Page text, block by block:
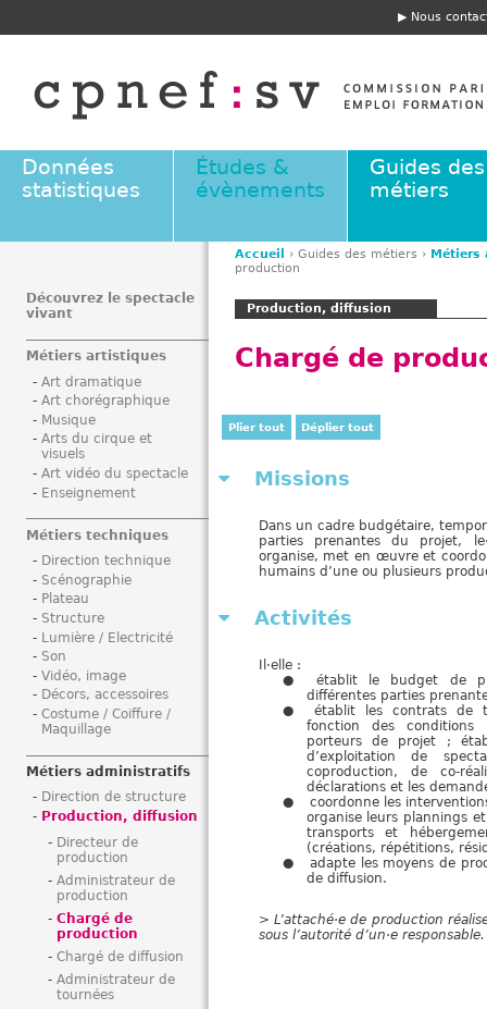
E
t
ê
e
Nous
Données
statistiques
Études &
évènements
Guides des
métiers
V
o
u
s
ê
e
s
Accueil › Guides des métiers ›
production
Production, diffusion
Chargé de
Plier tout Déplier tout
Missions
Dans un cadre budgétaire,
parties prenantes du projet,
organise, met en œuvre et
humains d’une ou plusieurs
Activités
Il·elle :
établit le budget de
différentes parties
établit les contrats de
fonction des conditions
porteurs de projet ;
d’exploitation de
coproduction, de co-
déclarations et les
coordonne les
organise leurs plannings
transports et
(créations, répétitions,
adapte les moyens de
de diffusion.
> L’attaché·e de production
sous l’autorité d’un·e responsable.
Découvrez le spectacle
vivant
Métiers artistiques
Art dramatique
Art chorégraphique
Musique
Arts du cirque et
visuels
Art vidéo du spectacle
Enseignement
Métiers techniques
Direction technique
Scénographie
Plateau
Structure
Lumière / Electricité
Son
Vidéo, image
Décors, accessoires
Costume / Coiffure /
Maquillage
Métiers administratifs
Direction de structure
Production, diffusion
Directeur de
production
Administrateur de
production
Chargé de
production
Chargé de diffusion
Administrateur de
tournées